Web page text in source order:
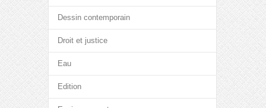
Dessin contemporain
Droit et justice
Eau
Edition